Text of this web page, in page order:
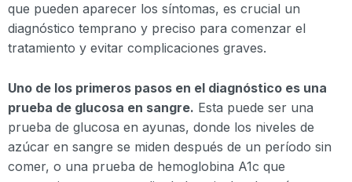
que pueden aparecer los síntomas, es crucial un
diagnóstico temprano y preciso para comenzar el
tratamiento y evitar complicaciones graves.
Uno de los primeros pasos en el diagnóstico es una
prueba de glucosa en sangre. Esta puede ser una
prueba de glucosa en ayunas, donde los niveles de
azúcar en sangre se miden después de un período sin
comer, o una prueba de hemoglobina A1c que